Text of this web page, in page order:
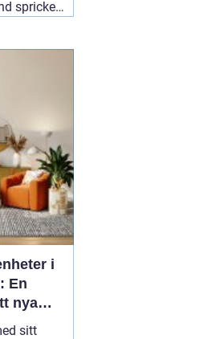
spricker
en
2026
i
En
nya
sitt